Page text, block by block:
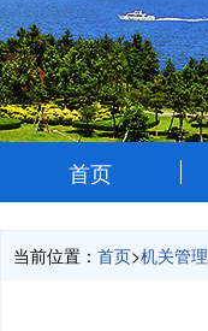
首页
当前位置： 首页>机关管理